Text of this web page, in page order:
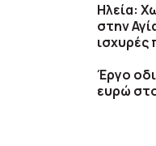
Ηλεία:
στην
ισχυρές
Έργο
ευρώ